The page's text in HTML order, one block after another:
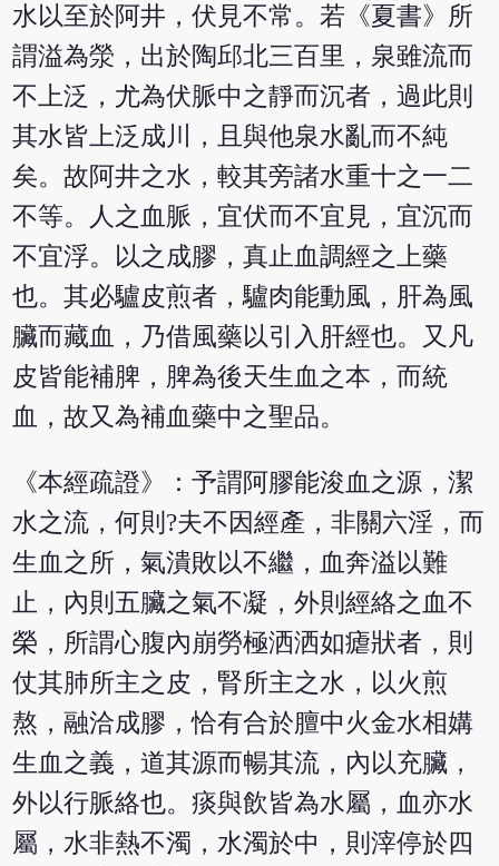
水以至於阿井，伏見不常。若《夏書》所
謂溢為滎，出於陶邱北三百里，泉雖流而
不上泛，尤為伏脈中之靜而沉者，過此則
其水皆上泛成川，且與他泉水亂而不純
矣。故阿井之水，較其旁諸水重十之一二
不等。人之血脈，宜伏而不宜見，宜沉而
不宜浮。以之成膠，真止血調經之上藥
也。其必驢皮煎者，驢肉能動風，肝為風
臟而藏血，乃借風藥以引入肝經也。又凡
皮皆能補脾，脾為後天生血之本，而統
血，故又為補血藥中之聖品。
《本經疏證》：予謂阿膠能浚血之源，潔
水之流，何則?夫不因經產，非關六淫，而
生血之所，氣潰敗以不繼，血奔溢以難
止，內則五臟之氣不凝，外則經絡之血不
榮，所謂心腹內崩勞極洒洒如瘧狀者，則
仗其肺所主之皮，腎所主之水，以火煎
熬，融洽成膠，恰有合於膻中火金水相媾
生血之義，道其源而暢其流，內以充臟，
外以行脈絡也。痰與飲皆為水屬，血亦水
屬，水非熱不濁，水濁於中，則滓停於四